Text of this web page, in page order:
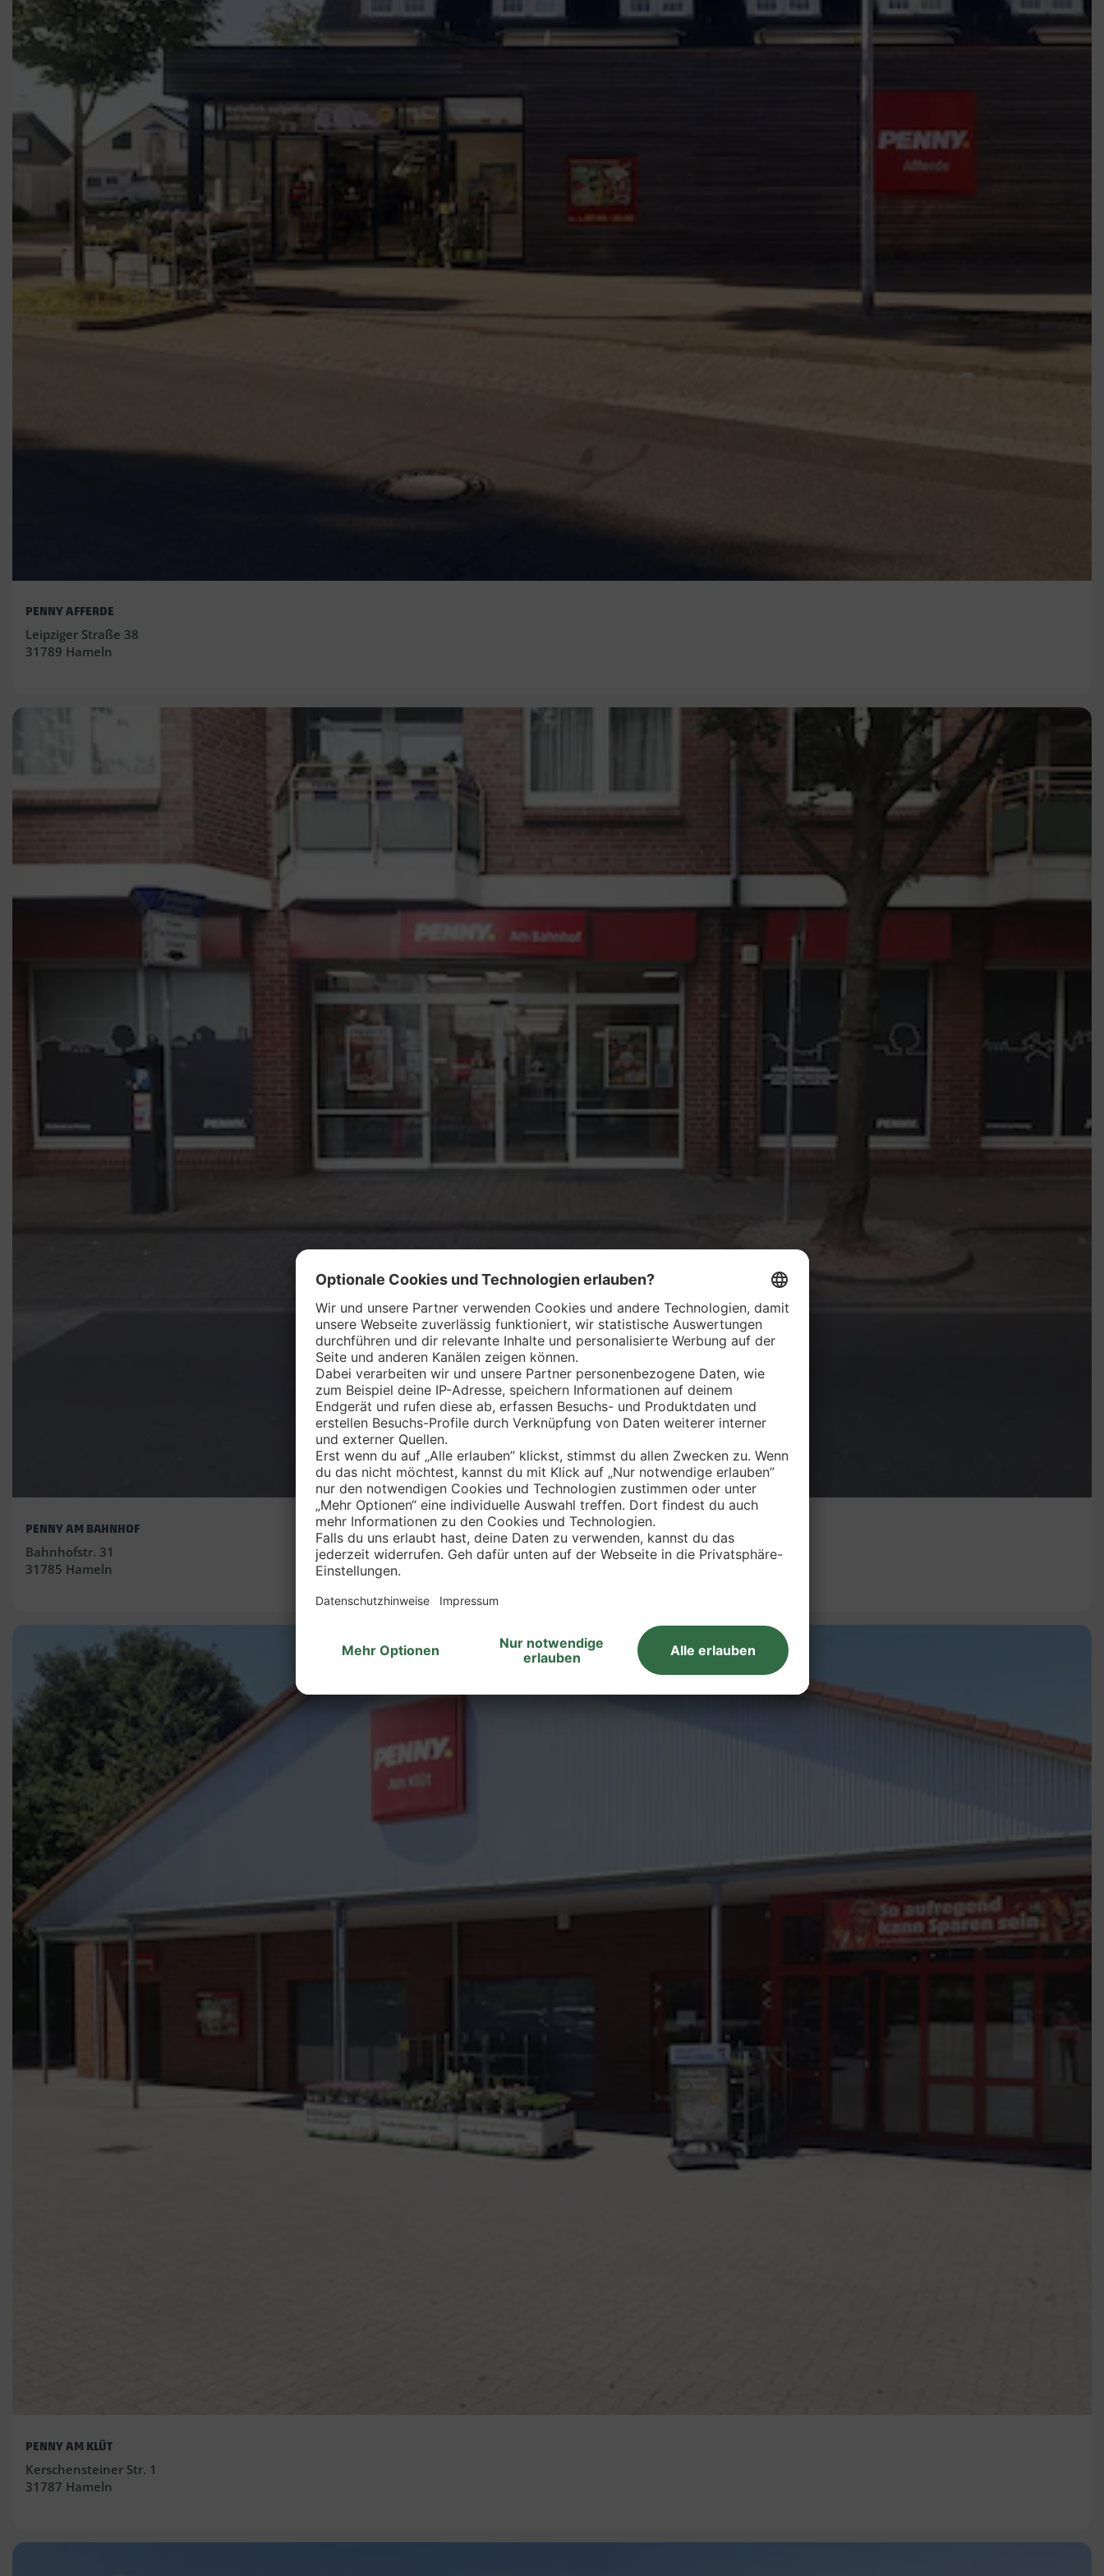
PENNY AFFERDE
Leipziger Straße 38
31789 Hameln
PENNY AM BAHNHOF
Bahnhofstr. 31
31785 Hameln
PENNY AM KLÜT
Kerschensteiner Str. 1
31787 Hameln